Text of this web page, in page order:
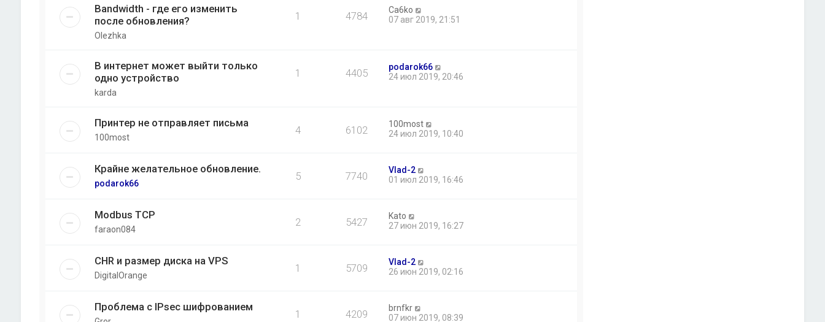
Bandwidth - где его изменить
после обновления?
Olezhka
1 4784
Ca6ko
07 авг 2019, 21:51
В интернет может выйти только
одно устройство
karda
1 4405
podarok66
24 июл 2019, 20:46
Принтер не отправляет письма
100most
4 6102
100most
24 июл 2019, 10:40
Крайне желательное обновление.
podarok66
5 7740
Vlad-2
01 июл 2019, 16:46
Modbus TCP
faraon084
2 5427
Kato
27 июн 2019, 16:27
CHR и размер диска на VPS
DigitalOrange
1 5709
Vlad-2
26 июн 2019, 02:16
Проблема с IPsec шифрованием
1 4209
brnfkr
07 июн 2019, 08:39